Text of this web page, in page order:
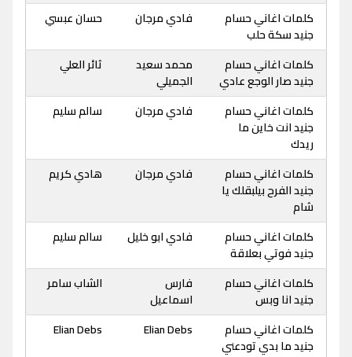
كلمات اغاني حسام
جنيد سكة حلب
فادي مرجان حسان عبسي
كلمات اغاني حسام
جنيد صار الوجع عادي
محمد سعيد
الجميلي
ثائر العلي
كلمات اغاني حسام
جنيد انت خاين ما
ريدك
فادي مرجان سالم سليم
كلمات اغاني حسام
جنيد الفرح بيلبقلك يا
شام
فادي مرجان هادي كريم
كلمات اغاني حسام
جنيد فوتي بعلاقة
فادي ابو خليل سالم سليم
كلمات اغاني حسام
جنيد انا وبس
فارس
اسماعيل
الشاب سامر
كلمات اغاني حسام
جنيد ما بدي تودعني
Elian Debs
Elian Debs